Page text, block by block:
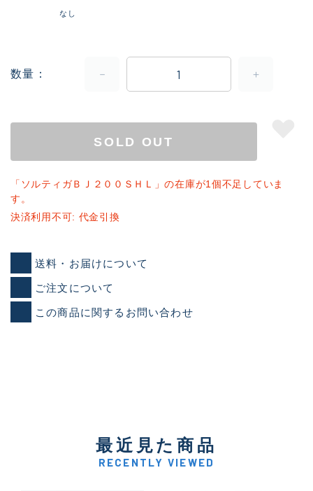
なし
数量
SOLD OUT
「ソルティガＢＪ２００ＳＨＬ」の在庫が1個不足していま
す。
決済利用不可: 代金引換
送料・お届けについて
ご注文について
この商品に関するお問い合わせ
最近見た商品
RECENTLY VIEWED